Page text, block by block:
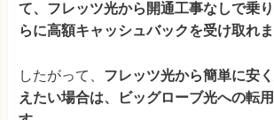
て、フレッツ光から開通工事なしで乗
らに高額キャッシュバックを受け取れま
したがって、 フレッツ光から簡単に安
えたい場合は、ビッグローブ光への転